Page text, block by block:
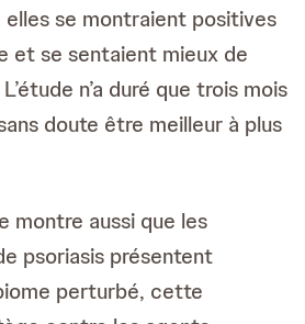
se montraient positives
et se sentaient mieux de
n’a duré que trois mois
doute être meilleur à plus
montre aussi que les
psoriasis présentent
perturbé, cette